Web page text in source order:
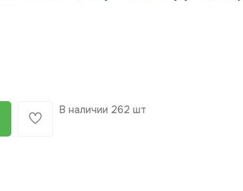
В наличии 262 шт